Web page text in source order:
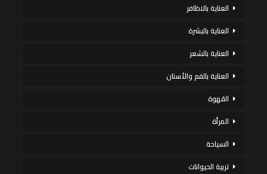
العناية بالاظافر
العناية بالبشرة
العناية بالشعر
العناية بالفم والأسنان
القهوة
المرأة
السياحة
تربية الحيوانات